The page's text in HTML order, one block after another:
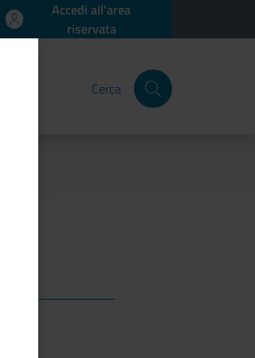
Accedi all'area
riservata
Cerca